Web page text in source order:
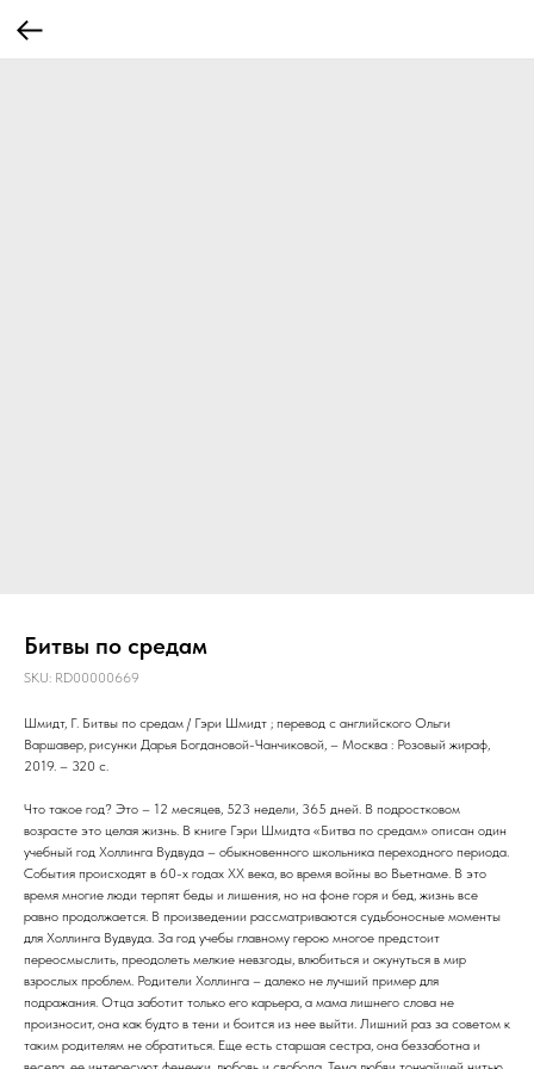
Битвы по средам
SKU: RD00000669
Шмидт, Г. Битвы по средам / Гэри Шмидт ; перевод с английского Ольги
Варшавер, рисунки Дарья Богдановой-Чанчиковой, – Москва : Розовый жираф,
2019. – 320 с.
Что такое год? Это – 12 месяцев, 523 недели, 365 дней. В подростковом
возрасте это целая жизнь. В книге Гэри Шмидта «Битва по средам» описан один
учебный год Холлинга Вудвуда – обыкновенного школьника переходного периода.
События происходят в 60-х годах XX века, во время войны во Вьетнаме. В это
время многие люди терпят беды и лишения, но на фоне горя и бед, жизнь все
равно продолжается. В произведении рассматриваются судьбоносные моменты
для Холлинга Вудвуда. За год учебы главному герою многое предстоит
переосмыслить, преодолеть мелкие невзгоды, влюбиться и окунуться в мир
взрослых проблем. Родители Холлинга – далеко не лучший пример для
подражания. Отца заботит только его карьера, а мама лишнего слова не
произносит, она как будто в тени и боится из нее выйти. Лишний раз за советом к
таким родителям не обратиться. Еще есть старшая сестра, она беззаботна и